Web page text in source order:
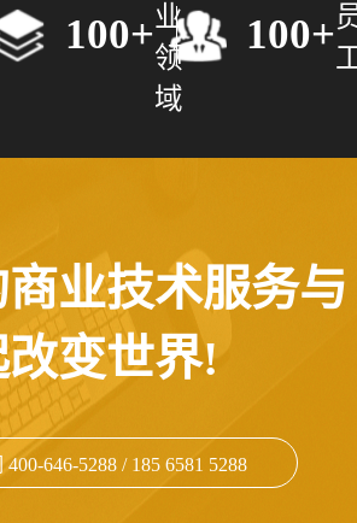
100+业
领
域
100+
业技术服务与
变世界!
646-5288 / 185 6581 5288